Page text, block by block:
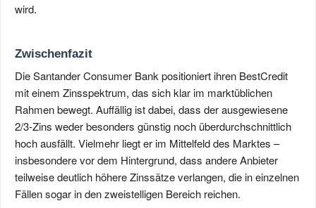
wird.
Zwischenfazit
Die Santander Consumer Bank positioniert ihren BestCredit
mit einem Zinsspektrum, das sich klar im marktüblichen
Rahmen bewegt. Auffällig ist dabei, dass der ausgewiesene
2/3‑Zins weder besonders günstig noch überdurchschnittlich
hoch ausfällt. Vielmehr liegt er im Mittelfeld des Marktes –
insbesondere vor dem Hintergrund, dass andere Anbieter
teilweise deutlich höhere Zinssätze verlangen, die in einzelnen
Fällen sogar in den zweistelligen Bereich reichen.